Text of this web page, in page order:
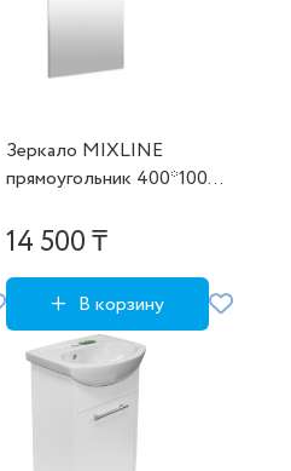
Зеркало MIXLINE
прямоугольник 400*1000
14 500 ₸
В корзину